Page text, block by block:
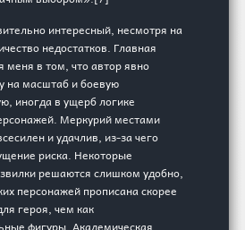
интересный, несмотря на
недостатков. Главная
меня в том, что автор явно
на масштаб и боевую
иногда в ущерб логике
Меркурий местами
и удачлив, из-за чего
риска. Некоторые
решаются слишком удобно,
персонажей прописана скорее
героя, чем как